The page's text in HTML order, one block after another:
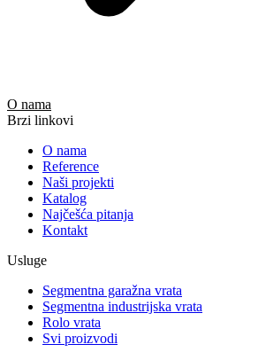
O nama
Brzi linkovi
O nama
Reference
Naši projekti
Katalog
Najčešća pitanja
Kontakt
Usluge
Segmentna garažna vrata
Segmentna industrijska vrata
Rolo vrata
Svi proizvodi